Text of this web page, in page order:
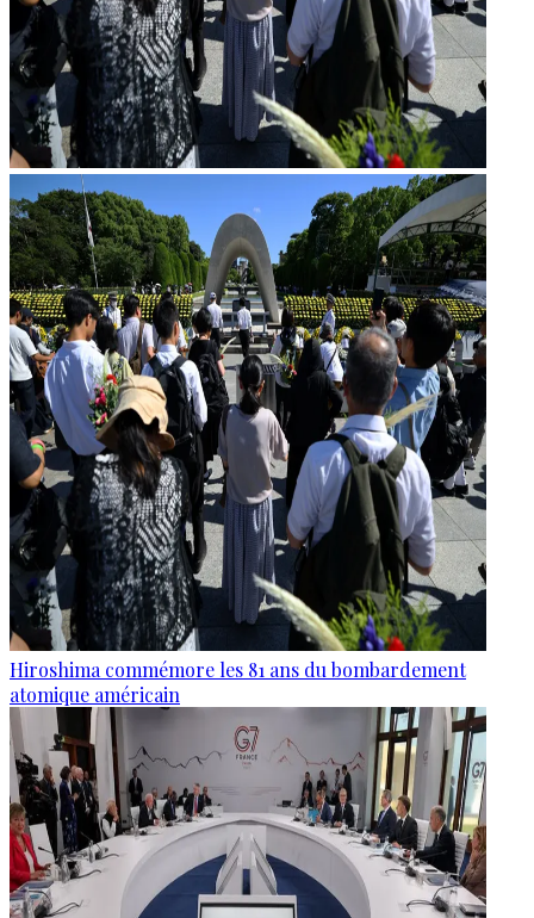
Hiroshima commémore les 81 ans du bombardement
atomique américain